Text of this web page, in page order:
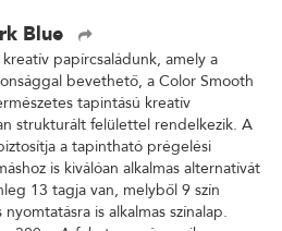
Blue
papírcsaládunk, amely a
bevethető, a Color Smooth
tapintású kreatív
strukturált felülettel rendelkezik. A
a tapintható prégelési
is kiválóan alkalmas alternatívát
13 tagja van, melyből 9 szín
is alkalmas színalap.